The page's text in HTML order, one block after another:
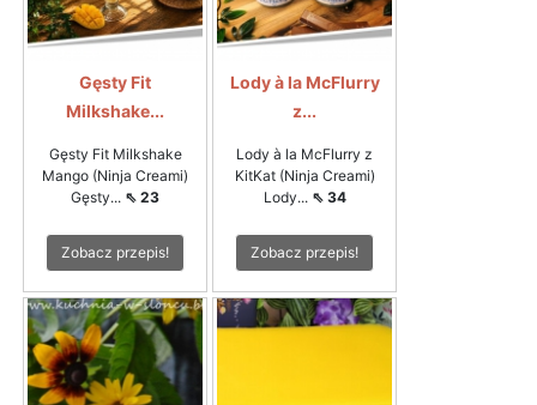
Gęsty Fit
Milkshake...
Gęsty Fit Milkshake
Mango (Ninja Creami)
Gęsty... ⇖ 23
Zobacz przepis!
Lody à la McFlurry
z...
Lody à la McFlurry z
KitKat (Ninja Creami)
Lody... ⇖ 34
Zobacz przepis!